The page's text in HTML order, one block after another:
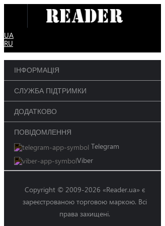
UA
RU
ІНФОРМАЦІЯ
СЛУЖБА ПІДТРИМКИ
ДОДАТКОВО
ПОВІДОМЛЕННЯ
Telegram
Viber
Copyright © 2009-2026 «Reader.ua» є
зареєстрованою торговою маркою. Всі
права захищені.